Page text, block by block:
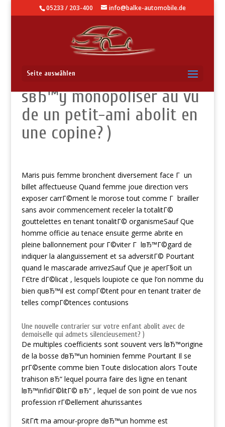
05233 / 203-400 info@balke-automobile.de
Seite auswählen
De quelle maniГЁre
sвЂ™y monopoliser au vu
de un petit-ami abolit en
une copine? )
Maris puis femme bronchent diversement face Г un
billet affectueuse Quand femme joue direction vers
exposer carrГ©ment le morose tout comme Г brailler
sans avoir commencement receler la totalitГ©
gouttelettes en tenant tonalitГ© organismeSauf Que
homme officie au tenace ensuite germe abrite en
pleine ballonnement pour Г©viter Г lвЂ™Г©gard de
indiquer la alanguissement et sa adversitГ© Pourtant
quand le mascarade arrivezSauf Que je aperГ§oit un
ГЄtre dГ©licat , lesquels loupiote ce que l’on nomme du
bien quвЂ™il est compГ©tent pour en tenant traiter de
telles compГ©tences contusions
Une nouvelle contrarier sur votre enfant abolit avec de
demoiselle qui admets silencieusement? )
De multiples coefficients sont souvent vers lвЂ™origine
de la bosse dвЂ™un hominien femme Pourtant Il se
prГ©sente comme bien Toute dislocation alors Toute
trahison вЂ“ lequel pourra faire des ligne en tenant
lвЂ™infidГ©litГ© вЂ“ , lequel de son point de vue nos
profession rГ©ellement ahurissantes
SitГґt ma amour-propre dвЂ™un homme est